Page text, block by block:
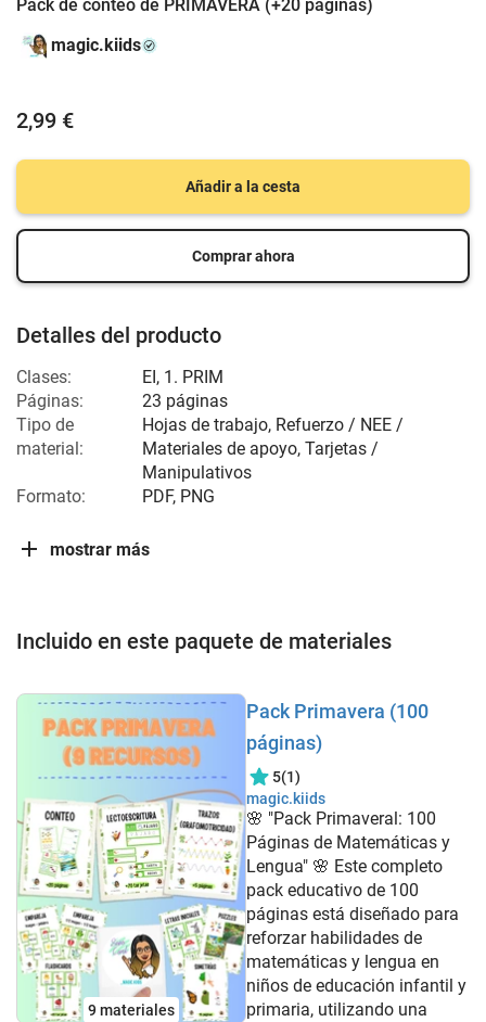
Pack de conteo de PRIMAVERA (+20 páginas)
magic.kiids
2,99 €
Añadir a la cesta
Comprar ahora
Detalles del producto
Clases: EI, 1. PRIM
Páginas:
23 páginas
Tipo de
material:
Hojas de trabajo, Refuerzo / NEE /
Materiales de apoyo, Tarjetas /
Manipulativos
Formato:
PDF, PNG
mostrar más
Incluido en este paquete de materiales
9 materiales
Pack Primavera (100
páginas)
5(1)
magic.kiids
🌸 "Pack Primaveral: 100
Páginas de Matemáticas y
Lengua" 🌸 Este completo
pack educativo de 100
páginas está diseñado para
reforzar habilidades de
matemáticas y lengua en
niños de educación infantil y
primaria, utilizando una